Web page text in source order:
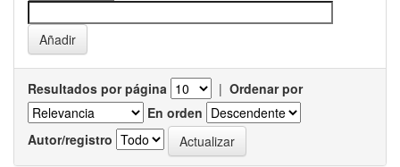
Resultados por página | Ordenar por
En orden
Autor/registro